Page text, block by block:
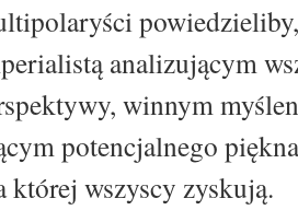
analizującym
winnym
potencjalnego
której wszyscy zyskują.